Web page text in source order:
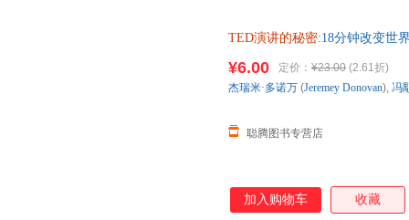
TED演讲的秘密:18分钟改变世
¥6.00 定价： ¥23.00 (2.61折)
聪腾图书专营店
杰瑞米·多诺万 (Jeremey Donovan), 冯
加入购物车 收藏